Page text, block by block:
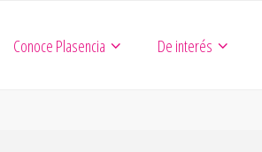
Conoce Plasencia De interés